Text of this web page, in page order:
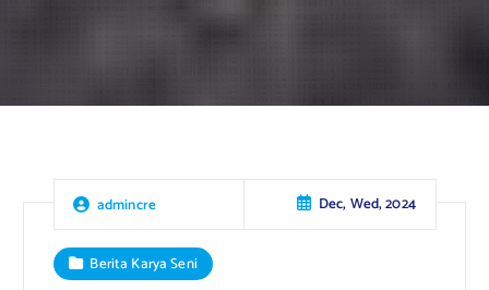
admincre Dec, Wed, 2024
Berita Karya Seni